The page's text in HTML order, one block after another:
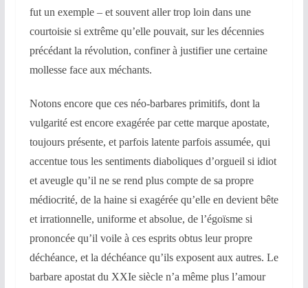
fut un exemple – et souvent aller trop loin dans une
courtoisie si extrême qu’elle pouvait, sur les décennies
précédant la révolution, confiner à justifier une certaine
mollesse face aux méchants.
Notons encore que ces néo-barbares primitifs, dont la
vulgarité est encore exagérée par cette marque apostate,
toujours présente, et parfois latente parfois assumée, qui
accentue tous les sentiments diaboliques d’orgueil si idiot
et aveugle qu’il ne se rend plus compte de sa propre
médiocrité, de la haine si exagérée qu’elle en devient bête
et irrationnelle, uniforme et absolue, de l’égoïsme si
prononcée qu’il voile à ces esprits obtus leur propre
déchéance, et la déchéance qu’ils exposent aux autres. Le
barbare apostat du XXIe siècle n’a même plus l’amour